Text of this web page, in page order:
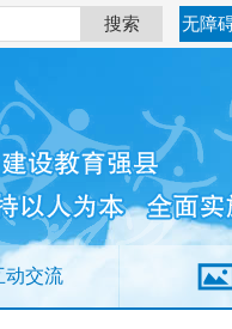
搜索 无障
动交流